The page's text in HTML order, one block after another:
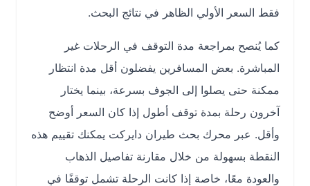
فقط السعر الأولي الظاهر في نتائج البحث.
كما يُنصح بمراجعة مدة التوقف في الرحلات غير
المباشرة. بعض المسافرين يفضلون أقل مدة انتظار
ممكنة حتى يصلوا إلى الجوف بسرعة، بينما يختار
آخرون رحلة بمدة توقف أطول إذا كان السعر أوضح
وأقل. عبر محرك بحث طيران دايركت يمكنك تقييم هذه
النقطة بسهولة من خلال مقارنة تفاصيل الذهاب
والعودة معًا، خاصة إذا كانت الرحلة تشمل توقفًا في